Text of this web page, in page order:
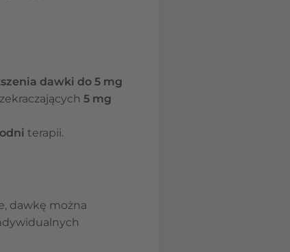
dawki do 5 mg
5 mg
terapii.
dawkę można